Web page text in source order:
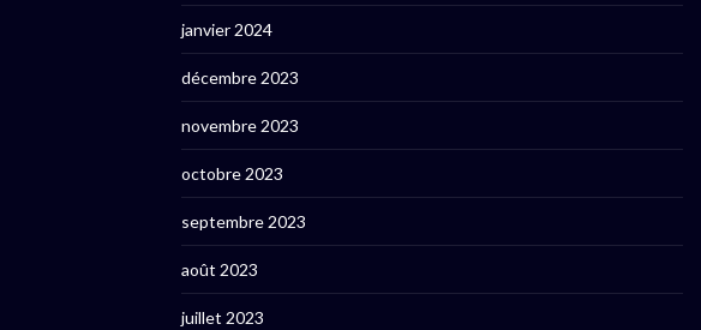
janvier 2024
décembre 2023
novembre 2023
octobre 2023
septembre 2023
août 2023
juillet 2023